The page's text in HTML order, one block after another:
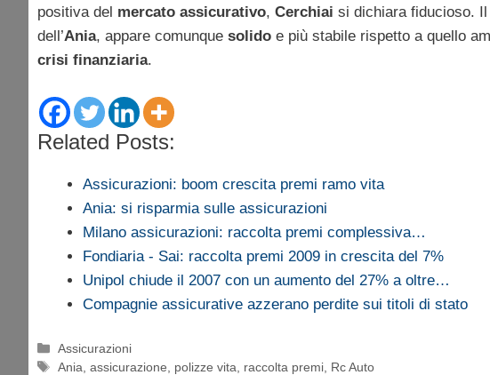
positiva del mercato assicurativo, Cerchiai si dichiara fiducioso.
dell’Ania, appare comunque solido e più stabile rispetto a quello
crisi finanziaria.
Related Posts:
Assicurazioni: boom crescita premi ramo vita
Ania: si risparmia sulle assicurazioni
Milano assicurazioni: raccolta premi complessiva…
Fondiaria - Sai: raccolta premi 2009 in crescita del 7%
Unipol chiude il 2007 con un aumento del 27% a oltre…
Compagnie assicurative azzerano perdite sui titoli di stato
Categorie
Assicurazioni
Tag
Ania ,assicurazione polizze vita raccolta premi Rc Auto